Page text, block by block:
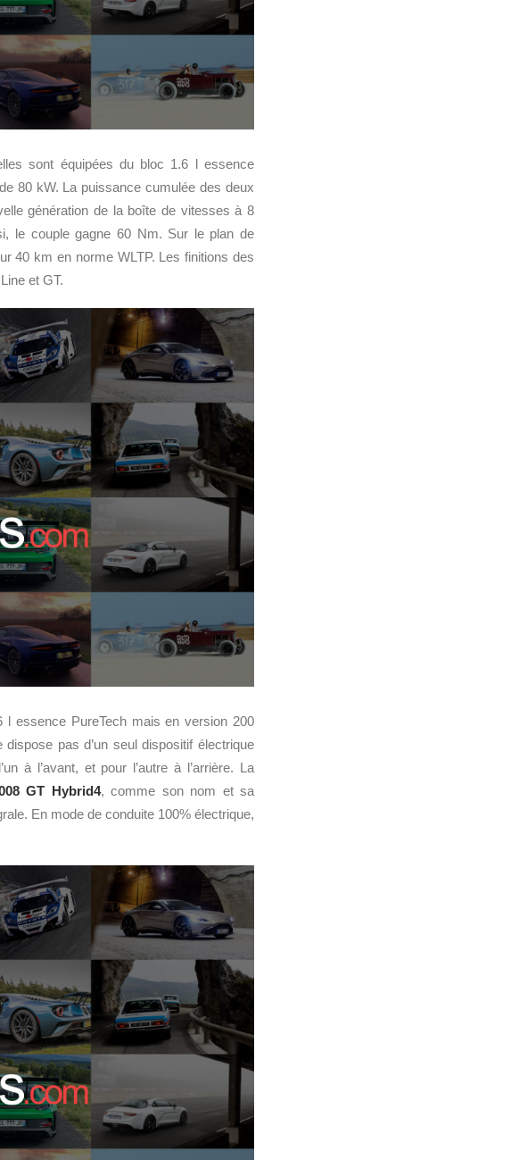
sont équipées du bloc 1.6 l essence
80 kW. La puissance cumulée des deux
génération de la boîte de vitesses à 8
le couple gagne 60 Nm. Sur le plan de
40 km en norme WLTP. Les finitions des
et GT.
essence PureTech mais en version 200
pas d’un seul dispositif électrique
à l’avant, et pour l’autre à l’arrière. La
GT Hybrid4, comme son nom et sa
En mode de conduite 100% électrique,